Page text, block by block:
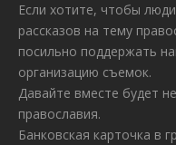
Если хотите, чтобы
рассказов на тему
посильно поддержать
организацию съемок.
Давайте вместе будет
православия.
Банковская карточка в